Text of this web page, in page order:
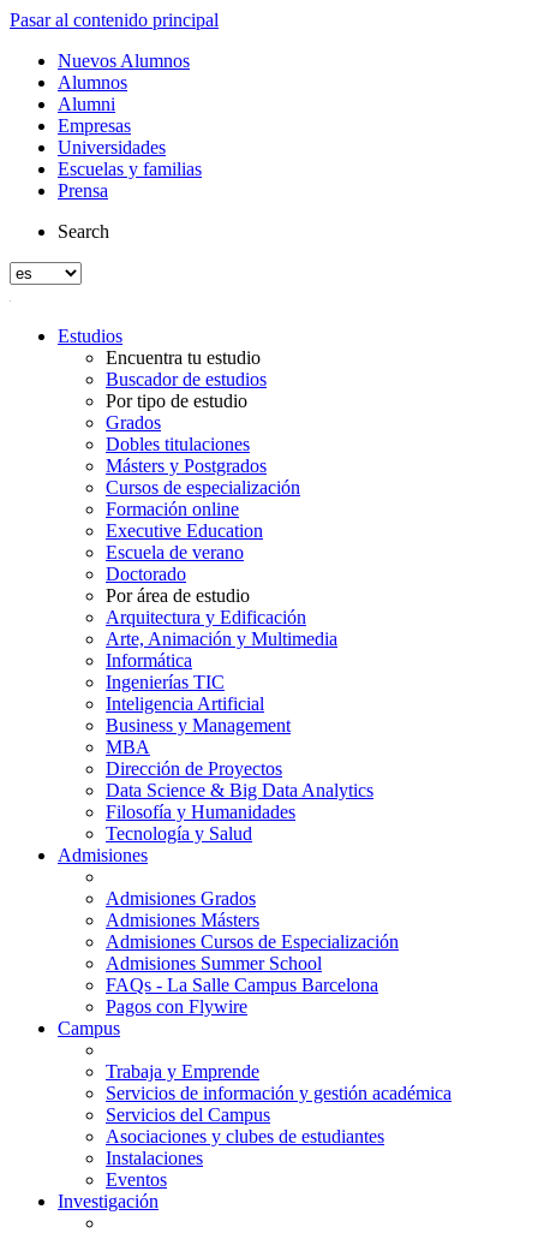
Pasar al contenido principal
Nuevos Alumnos
Alumnos
Alumni
Empresas
Universidades
Escuelas y familias
Prensa
Search
Estudios
Encuentra tu estudio
Buscador de estudios
Por tipo de estudio
Grados
Dobles titulaciones
Másters y Postgrados
Cursos de especialización
Formación online
Executive Education
Escuela de verano
Doctorado
Por área de estudio
Arquitectura y Edificación
Arte, Animación y Multimedia
Informática
Ingenierías TIC
Inteligencia Artificial
Business y Management
MBA
Dirección de Proyectos
Data Science & Big Data Analytics
Filosofía y Humanidades
Tecnología y Salud
Admisiones
Admisiones Grados
Admisiones Másters
Admisiones Cursos de Especialización
Admisiones Summer School
FAQs - La Salle Campus Barcelona
Pagos con Flywire
Campus
Trabaja y Emprende
Servicios de información y gestión académica
Servicios del Campus
Asociaciones y clubes de estudiantes
Instalaciones
Eventos
Investigación